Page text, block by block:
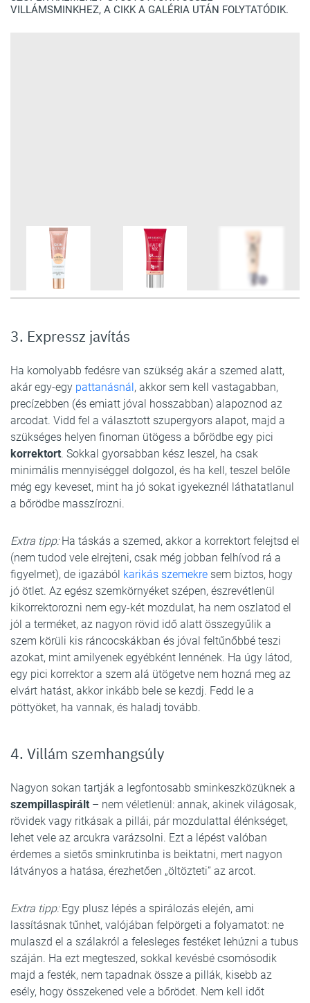
VILLÁMSMINKHEZ, A CIKK A GALÉRIA UTÁN FOLYTATÓDIK.
3. Expressz javítás
Ha komolyabb fedésre van szükség akár a szemed alatt,
akár egy-egy pattanásnál, akkor sem kell vastagabban,
precízebben (és emiatt jóval hosszabban) alapoznod az
arcodat. Vidd fel a választott szupergyors alapot, majd a
szükséges helyen finoman ütögess a bőrödbe egy pici
korrektort. Sokkal gyorsabban kész leszel, ha csak
minimális mennyiséggel dolgozol, és ha kell, teszel belőle
még egy keveset, mint ha jó sokat igyekeznél láthatatlanul
a bőrödbe masszírozni.
Extra tipp:Ha táskás a szemed, akkor a korrektort felejtsd el
(nem tudod vele elrejteni, csak még jobban felhívod rá a
figyelmet), de igazából karikás szemekre sem biztos, hogy
jó ötlet. Az egész szemkörnyéket szépen, észrevétlenül
kikorrektorozni nem egy-két mozdulat, ha nem oszlatod el
jól a terméket, az nagyon rövid idő alatt összegyűlik a
szem körüli kis ráncocskákban és jóval feltűnőbbé teszi
azokat, mint amilyenek egyébként lennének. Ha úgy látod,
egy pici korrektor a szem alá ütögetve nem hozná meg az
elvárt hatást, akkor inkább bele se kezdj. Fedd le a
pöttyöket, ha vannak, és haladj tovább.
4. Villám szemhangsúly
Nagyon sokan tartják a legfontosabb sminkeszközüknek a
szempillaspirált – nem véletlenül: annak, akinek világosak,
rövidek vagy ritkásak a pillái, pár mozdulattal élénkséget,
lehet vele az arcukra varázsolni. Ezt a lépést valóban
érdemes a sietős sminkrutinba is beiktatni, mert nagyon
látványos a hatása, érezhetően „öltözteti” az arcot.
Extra tipp:Egy plusz lépés a spirálozás elején, ami
lassításnak tűnhet, valójában felpörgeti a folyamatot: ne
mulaszd el a szálakról a felesleges festéket lehúzni a tubus
száján. Ha ezt megteszed, sokkal kevésbé csomósodik
majd a festék, nem tapadnak össze a pillák, kisebb az
esély, hogy összekened vele a bőrödet. Nem kell időt